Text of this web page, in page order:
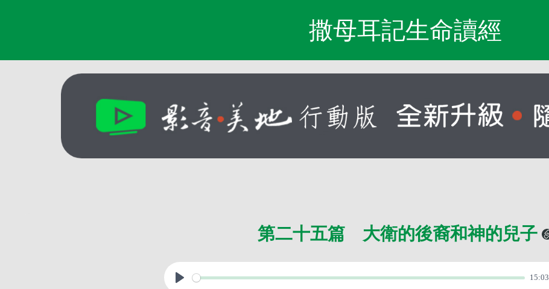
撒母耳記生命讀經
第二十五篇 大衛的後裔和神的兒子
15:03